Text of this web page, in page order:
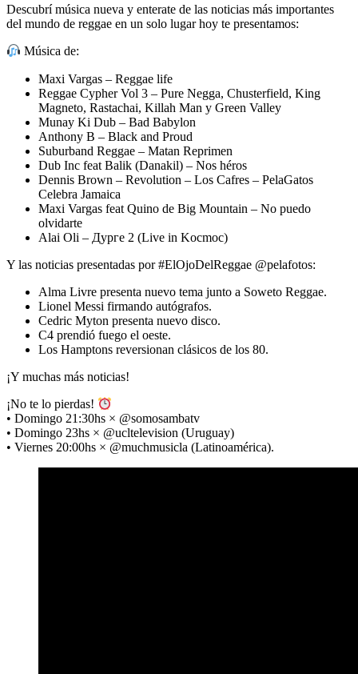
Descubrí música nueva y enterate de las noticias más importantes
del mundo de reggae en un solo lugar hoy te presentamos:
Música de:
Maxi Vargas – Reggae life
Reggae Cypher Vol 3 – Pure Negga, Chusterfield, King
Magneto, Rastachai, Killah Man y Green Valley
Munay Ki Dub – Bad Babylon
Anthony B – Black and Proud
Suburband Reggae – Matan Reprimen
Dub Inc feat Balik (Danakil) – Nos héros
Dennis Brown – Revolution – Los Cafres – PelaGatos
Celebra Jamaica
Maxi Vargas feat Quino de Big Mountain – No puedo
olvidarte
Alai Oli – Дурге 2 (Live in Kocmoc)
Y las noticias presentadas por #ElOjoDelReggae @pelafotos:
Alma Livre presenta nuevo tema junto a Soweto Reggae.
Lionel Messi firmando autógrafos.
Cedric Myton presenta nuevo disco.
C4 prendió fuego el oeste.
Los Hamptons reversionan clásicos de los 80.
¡Y muchas más noticias!
¡No te lo pierdas!
• Domingo 21:30hs × @somosambatv
• Domingo 23hs × @ucltelevision (Uruguay)
• Viernes 20:00hs × @muchmusicla (Latinoamérica).